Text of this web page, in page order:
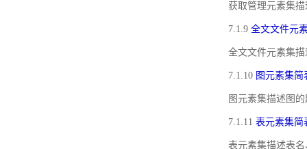
获取管理元素集
7.1.9 全文文件元
全文文件元素集
7.1.10 图元素集简
图元素集描述图
7.1.11 表元素集简
表元素集描述表